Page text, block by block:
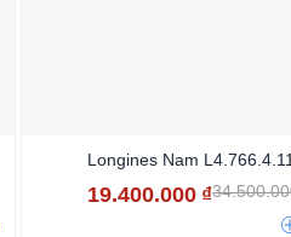
Longines Nam
19.400.000 ₫